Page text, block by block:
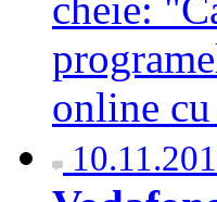
online